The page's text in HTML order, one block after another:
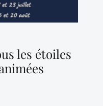
les étoiles